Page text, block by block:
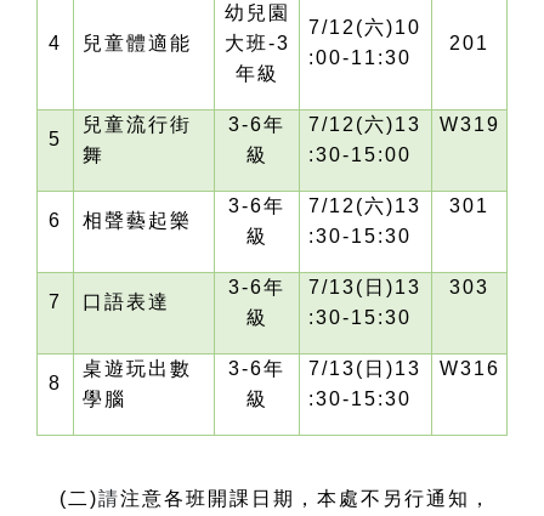
4 兒童體適能
幼兒園
大班-3
年級
7/12(六)10
:00-11:30
201
5
兒童流行街
舞
3-6年
級
7/12(六)13
:30-15:00
W319
6 相聲藝起樂
3-6年
級
7/12(六)13
:30-15:30
301
7 口語表達
3-6年
級
7/13( 日)13
:30-15:30
303
8
桌遊玩出數
學腦
3-6年
級
7/13( 日)13
:30-15:30
W316
( 二)請注意各班開課日期，本處不另行通知，